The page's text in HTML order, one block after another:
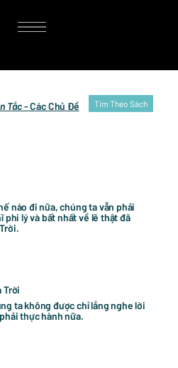
Tim Theo Sách
Tắc- Các Chủ Đề
nào đi nữa, chúng ta vẫn phải
phi lý và bất nhất về lẽ thật đã
Trời
ta không được chỉ lắng nghe lời
thực hành nữa.